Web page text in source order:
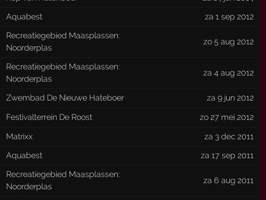
Aquabest za 1 sep 2012
Recreatiegebied Maasplassen:
Noorderplas
zo 5 aug 2012
Recreatiegebied Maasplassen:
Noorderplas
za 4 aug 2012
Zwembad De Nieuwe Hateboer
za 9 jun 2012
Festivalterrein De Roost
zo 27 mei 2012
Matrixx
za 3 dec 2011
Aquabest za 17 sep 2011
Recreatiegebied Maasplassen:
Noorderplas
za 6 aug 2011